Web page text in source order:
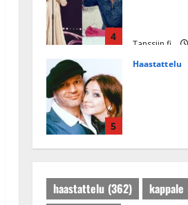
4
Tanssiin.fi
5
Haastattelu
Tanssiin.fi
haastattelu (362) kappale